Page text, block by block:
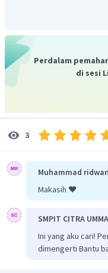
Perdalam
di sesi
3
Muhammad
Makasih ❤️
SMPIT CITRA
Ini yang aku cari!
dimengerti Bantu